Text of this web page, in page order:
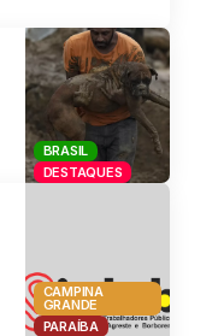
BRASIL
DESTAQUES
CAMPINA
GRANDE
PARAÍBA